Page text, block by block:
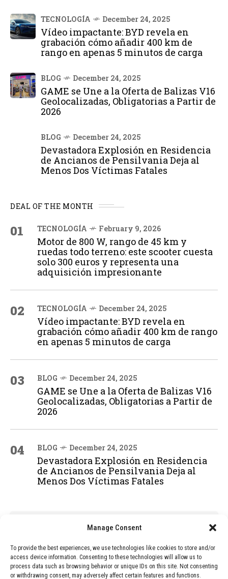
Manage Consent
To provide the best experiences, we use technologies like cookies to store and/or
access device information. Consenting to these technologies will allow us to
process data such as browsing behavior or unique IDs on this site. Not consenting
or withdrawing consent, may adversely affect certain features and functions.
TECNOLOGÍA December 24, 2025
Vídeo impactante: BYD revela en
grabación cómo añadir 400 km de
rango en apenas 5 minutos de carga
BLOG December 24, 2025
GAME se Une a la Oferta de Balizas V16
Geolocalizadas, Obligatorias a Partir de
2026
BLOG December 24, 2025
Devastadora Explosión en Residencia
de Ancianos de Pensilvania Deja al
Menos Dos Víctimas Fatales
DEAL OF THE MONTH
01 TECNOLOGÍA February 9, 2026
Motor de 800 W, rango de 45 km y
ruedas todo terreno: este scooter cuesta
solo 300 euros y representa una
adquisición impresionante
02 TECNOLOGÍA December 24, 2025
Vídeo impactante: BYD revela en
grabación cómo añadir 400 km de rango
en apenas 5 minutos de carga
03 BLOG December 24, 2025
GAME se Une a la Oferta de Balizas V16
Geolocalizadas, Obligatorias a Partir de
2026
04 BLOG December 24, 2025
Devastadora Explosión en Residencia
de Ancianos de Pensilvania Deja al
Menos Dos Víctimas Fatales